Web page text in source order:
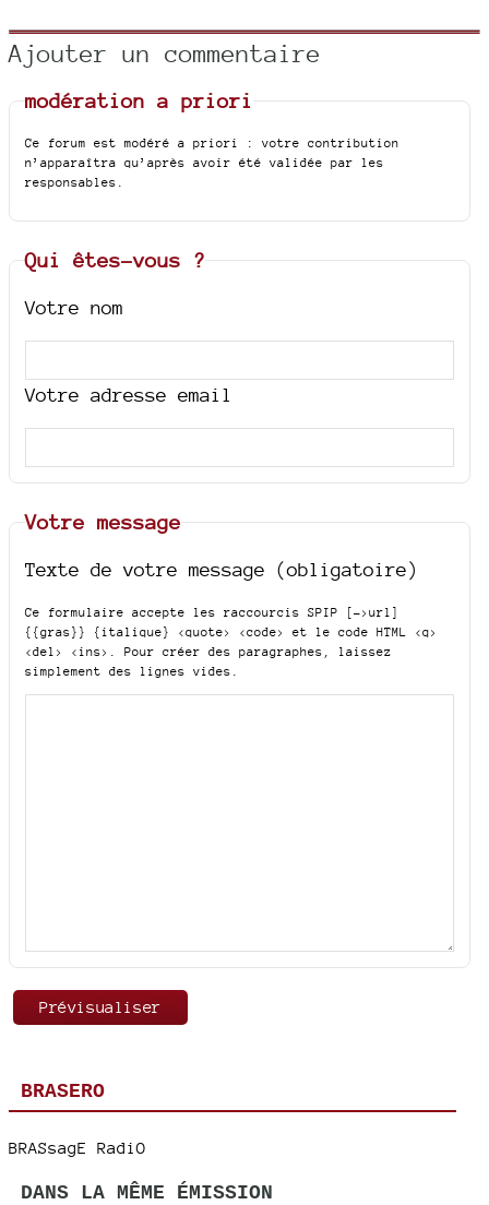
Ajouter un commentaire
modération a priori
Ce forum est modéré a priori : votre contribution
n’apparaîtra qu’après avoir été validée par les
responsables.
Qui êtes-vous ?
Votre nom
Votre adresse email
Votre message
Texte de votre message (obligatoire)
Ce formulaire accepte les raccourcis SPIP
[->url]
{{gras}} {italique} <quote> <code>
et le code HTML <q>
<del> <ins>
. Pour créer des paragraphes, laissez
simplement des lignes vides.
BRASERO
BRASsagE RadiO
DANS LA MÊME ÉMISSION